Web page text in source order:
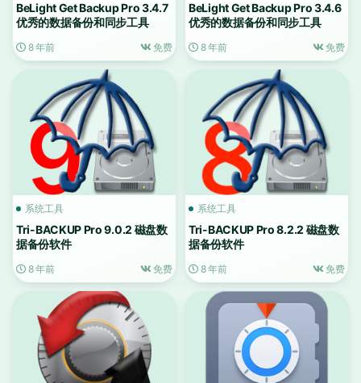
BeLight Get Backup Pro 3.4.7
优秀的数据备份和同步工具
8 年前 免费
BeLight Get Backup Pro 3.4.6
优秀的数据备份和同步工具
8 年前 免费
系统工具
Tri-BACKUP Pro 9.0.2 磁盘数
据备份软件
8 年前 免费
系统工具
Tri-BACKUP Pro 8.2.2 磁盘数
据备份软件
8 年前 免费